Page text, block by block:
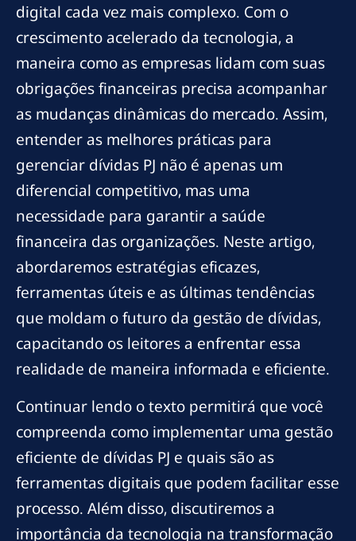
digital cada vez mais complexo. Com o
crescimento acelerado da tecnologia, a
maneira como as empresas lidam com suas
obrigações financeiras precisa acompanhar
as mudanças dinâmicas do mercado. Assim,
entender as melhores práticas para
gerenciar dívidas PJ não é apenas um
diferencial competitivo, mas uma
necessidade para garantir a saúde
financeira das organizações. Neste artigo,
abordaremos estratégias eficazes,
ferramentas úteis e as últimas tendências
que moldam o futuro da gestão de dívidas,
capacitando os leitores a enfrentar essa
realidade de maneira informada e eficiente.
Continuar lendo o texto permitirá que você
compreenda como implementar uma gestão
eficiente de dívidas PJ e quais são as
ferramentas digitais que podem facilitar esse
processo. Além disso, discutiremos a
importância da tecnologia na transformação